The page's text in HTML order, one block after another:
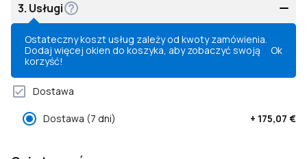
3. Usługi
Ostateczny koszt usług zależy od kwoty zamówienia.
Dodaj więcej okien do koszyka, aby zobaczyć swoją
korzyść!
Ok
Dostawa
Dostawa (7 dni) + 175,07 €